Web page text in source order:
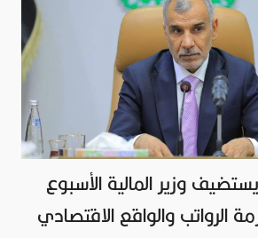
وزير المالية الأسبوع
الرواتب والواقع الاقتصادي